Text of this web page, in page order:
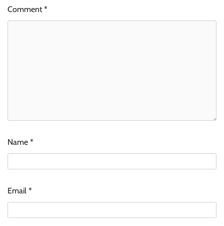
Comment*
Name *
Email *